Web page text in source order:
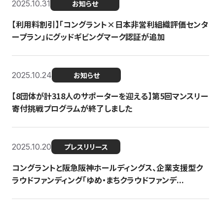
2025.10.31 お知らせ
【利用料割引】「コングラント×日本非営利組織評価センタ
ープラン」にグッドギビングマーク認証が追加
2025.10.24 お知らせ
【8団体が計318人のサポーターを迎える】​​第5回マンスリー
寄付挑戦プログラムが終了しました
2025.10.20 プレスリリース
コングラントと阪急阪神ホールディングス、企業支援型ク
ラウドファンディング「ゆめ・まちクラウドファンデ...